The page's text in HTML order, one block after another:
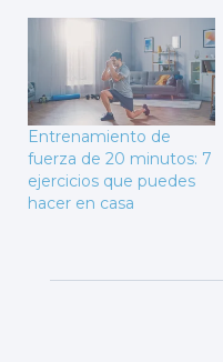
Entrenamiento de
fuerza de 20 minutos: 7
ejercicios que puedes
hacer en casa